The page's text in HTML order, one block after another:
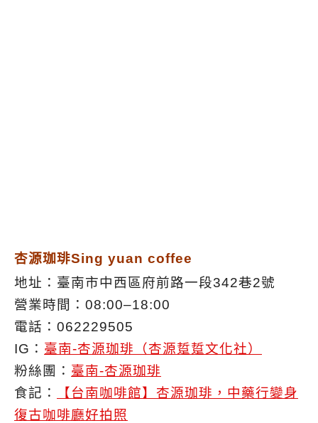
杏源珈琲Sing yuan coffee
地址：臺南市中西區府前路一段342巷2號
營業時間：08:00–18:00
電話：062229505
IG： 臺南-杏源珈琲（杏源踅踅文化社）
粉絲團： 臺南-杏源珈琲
食記：
【台南咖啡館】杏源珈琲，中藥行變身
復古咖啡廳好拍照